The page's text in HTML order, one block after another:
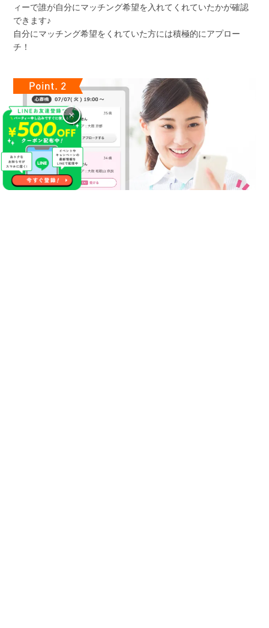
ィーで誰が自分にマッチング希望を入れてくれていたかが確認
できます♪
自分にマッチング希望をくれていた方には積極的にアプロー
チ！
×